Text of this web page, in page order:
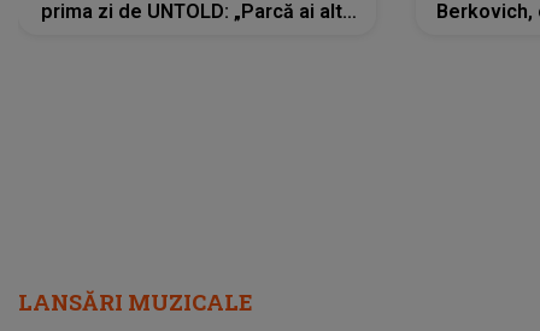
prima zi de UNTOLD: „Parcă ai altă
LANSĂRI MUZICALE